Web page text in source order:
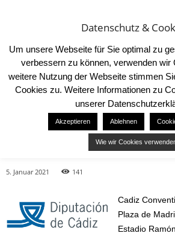
der MICE-Destination
5. Januar 2021 141
Cadiz
Plaza de
Estadio
Datenschutz &
Um unsere Webseite für Sie optimal zu
verbessern zu können, verwenden wir
weitere Nutzung der Webseite stimmen
Cookies zu. Weitere Informationen zu
unserer
Akzeptieren Ablehnen
Wie wir Cookies